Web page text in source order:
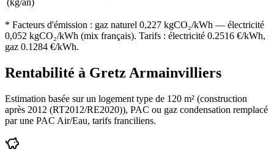
(kg/an)
* Facteurs d'émission : gaz naturel 0,227 kgCO₂/kWh — électricité
0,052 kgCO₂/kWh (mix français). Tarifs : électricité 0.2516 €/kWh,
gaz 0.1284 €/kWh.
Rentabilité à Gretz Armainvilliers
Estimation basée sur un logement type de 120 m² (construction
après 2012 (RT2012/RE2020)), PAC ou gaz condensation remplacé
par une PAC Air/Eau, tarifs franciliens.